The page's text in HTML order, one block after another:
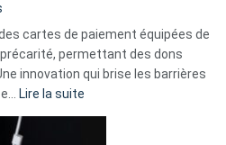
cartes de paiement équipées de
permettant des dons
innovation qui brise les barrières
Lire la suite
Fini